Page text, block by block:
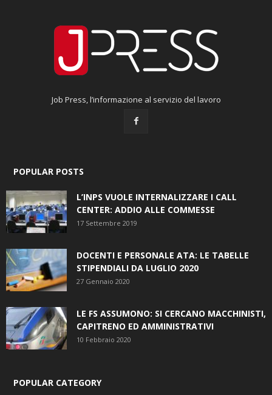
Job Press, l’informazione al servizio del lavoro
POPULAR POSTS
L’INPS VUOLE INTERNALIZZARE I CALL
CENTER: ADDIO ALLE COMMESSE
17 Settembre 2019
DOCENTI E PERSONALE ATA: LE TABELLE
STIPENDIALI DA LUGLIO 2020
27 Gennaio 2020
LE FS ASSUMONO: SI CERCANO MACCHINISTI,
CAPITRENO ED AMMINISTRATIVI
10 Febbraio 2020
POPULAR CATEGORY